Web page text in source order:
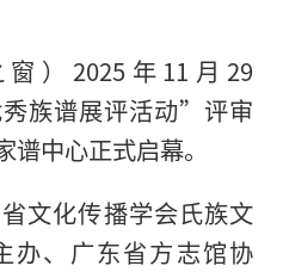
窗）2025年11月29
族谱展评活动”评审
中心正式启幕。
文化传播学会氏族文
办、广东省方志馆协